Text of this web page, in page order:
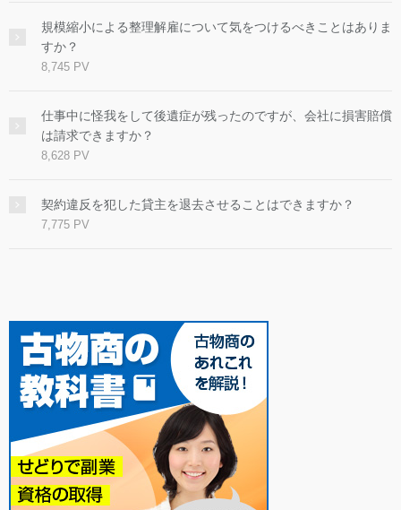
規模縮小による整理解雇について気をつけるべきことはありま
すか？
8,745 PV
仕事中に怪我をして後遺症が残ったのですが、会社に損害賠償
は請求できますか？
8,628 PV
契約違反を犯した貸主を退去させることはできますか？
7,775 PV